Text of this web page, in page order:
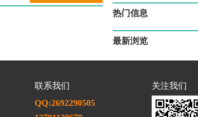
热门信息
最新浏览
联系我们
QQ:2692290505
关注我们